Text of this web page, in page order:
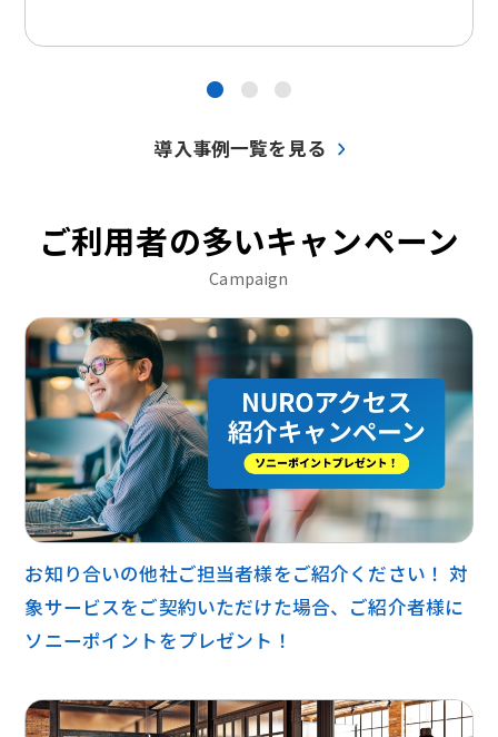
● ● ●
導入事例一覧を見る
ご利用者の多いキャンペーン
Campaign
お知り合いの他社ご担当者様をご紹介ください！ 対
象サービスをご契約いただけた場合、ご紹介者様に
ソニーポイントをプレゼント！